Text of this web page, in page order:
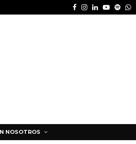
Facebook
Instagram
LinkedinYoutube
NOSOTROS